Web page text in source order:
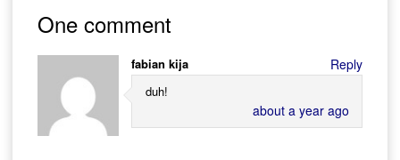
navigation
One comment
fabian kija
about a year ago
duh!
Reply